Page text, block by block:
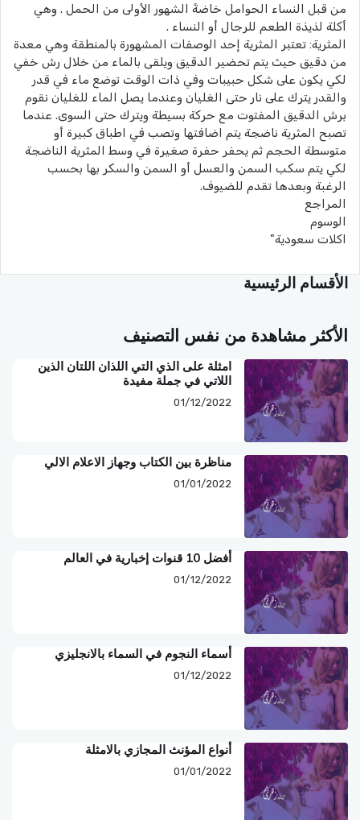
من قبل النساء الحوامل خاضةً الشهور الأولى من الحمل . وهي
أكلة لذيذة الطعم للرجال أو النساء .
المثرية: تعتبر المثرية إحد الوصفات المشهورة بالمنطقة وهي معدة
من دقيق حيث يتم تحضير الدقيق ويلقى بالماء من خلال رش خفي
لكي يكون على شكل حبيبات وفي ذات الوقت توضع ماء في قدر
والقدر يترك على نار حتى الغليان وعندما يصل الماء للغليان نقوم
برش الدقيق المفتوت مع حركة بسيطة ويترك حتى السوى. عندما
تصبح المثرية ناضجة يتم اضافتها وتصب في اطباق كبيرة أو
متوسطة الحجم ثم يحفر حفرة صغيرة في وسط المثرية الناضجة
لكي يتم سكب السمن والعسل أو السمن والسكر بها بحسب
الرغبة وبعدها تقدم للضيوف.
المراجع
الوسوم
اكلات سعودية"
الأقسام الرئيسية
الأكثر مشاهدة من نفس التصنيف
امثلة على الذي التي اللذان اللتان الذين
اللاتي في جملة مفيدة
01/12/2022
مناظرة بين الكتاب وجهاز الاعلام الالي
01/01/2022
أفضل 10 قنوات إخبارية في العالم
01/12/2022
أسماء النجوم في السماء بالانجليزي
01/12/2022
أنواع المؤنث المجازي بالامثلة
01/01/2022